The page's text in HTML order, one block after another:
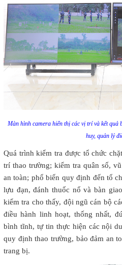
Màn hình camera hiển thị các vị trí và kết quả
huy, quản lý
Quá trình kiểm tra được tổ chức
trí thao trường; kiểm tra quân số,
an toàn; phổ biến quy định đến tổ
lựu đạn, đánh thuốc nổ và bàn
kiểm tra cho thấy, đội ngũ cán bộ
điều hành linh hoạt, thống nhất,
bình tĩnh, tự tin thực hiện các nội
quy định thao trường, bảo đảm an
trang bị.